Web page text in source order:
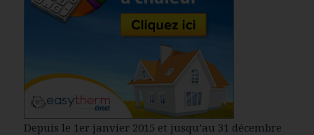
Depuis le 1er janvier 2015 et jusqu’au 31 décembre